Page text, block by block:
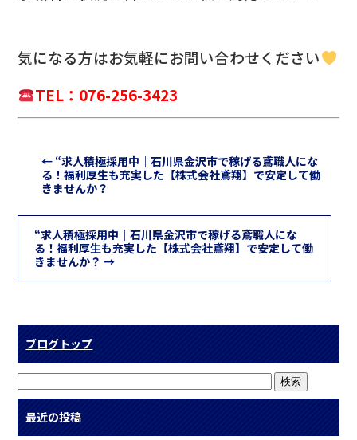
気になる方はお気軽にお問い合わせください
TEL：076-256-3423
← “求人積極採用中｜石川県金沢市で稼げる鳶職人にな
る！福利厚生も充実した【株式会社鳶翔】で安定して働
きませんか？
“求人積極採用中｜石川県金沢市で稼げる鳶職人にな
る！福利厚生も充実した【株式会社鳶翔】で安定して働
きませんか？→
ブログトップ
最近の投稿